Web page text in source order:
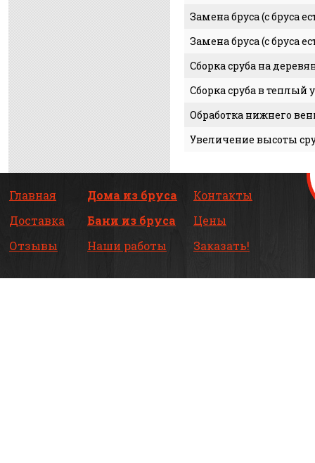
Замена бруса (с бруса
Замена бруса (с бруса
Сборка сруба на
Сборка сруба в теплый
Обработка нижнего
Увеличение высоты
Главная
Доставка
Отзывы
Дома из бруса
Бани из бруса
Наши работы
Контакты
Цены
Заказать!